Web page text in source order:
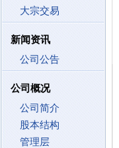
大宗交易
新闻资讯
公司公告
公司概况
公司简介
股本结构
管理层